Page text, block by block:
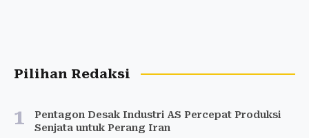
Pilihan Redaksi
1
Pentagon Desak Industri AS Percepat Produksi
Senjata untuk Perang Iran